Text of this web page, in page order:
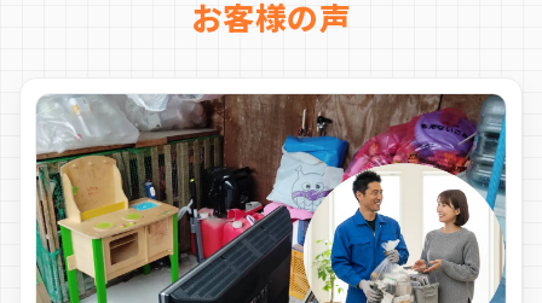
お客様の声